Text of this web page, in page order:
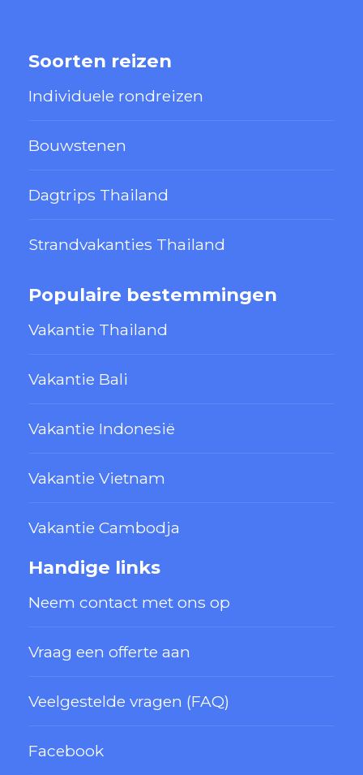
Soorten reizen
Individuele rondreizen
Bouwstenen
Dagtrips Thailand
Strandvakanties Thailand
Populaire bestemmingen
Vakantie Thailand
Vakantie Bali
Vakantie Indonesië
Vakantie Vietnam
Vakantie Cambodja
Handige links
Neem contact met ons op
Vraag een offerte aan
Veelgestelde vragen (FAQ)
Facebook